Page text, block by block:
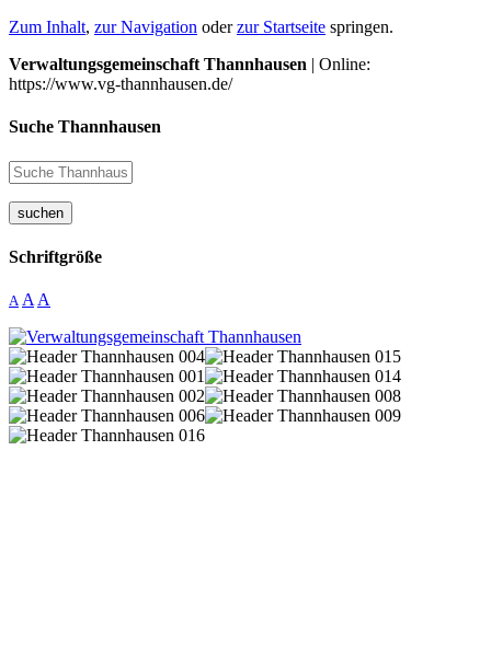
Zum Inhalt, zur Navigation oderzur Startseite springen.
Verwaltungsgemeinschaft Thannhausen | Online:
https://www.vg-thannhausen.de/
Suche Thannhausen
suchen
Schriftgröße
A A A